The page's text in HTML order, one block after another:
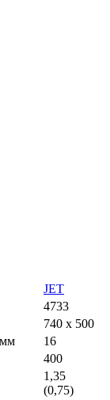
JET
4733
740 х 500
16
400
1,35
(0,75)